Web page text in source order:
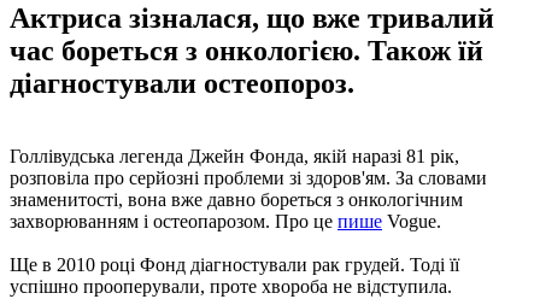
Актриса зізналася, що вже тривалий
час бореться з онкологією. Також їй
діагностували остеопороз.
Голлівудська легенда Джейн Фонда, якій наразі 81 рік,
розповіла про серйозні проблеми зі здоров'ям. За словами
знаменитості, вона вже давно бореться з онкологічним
захворюванням і остеопарозом. Про це пише Vogue.
Ще в 2010 році Фонд діагностували рак грудей. Тоді її
успішно прооперували, проте хвороба не відступила.